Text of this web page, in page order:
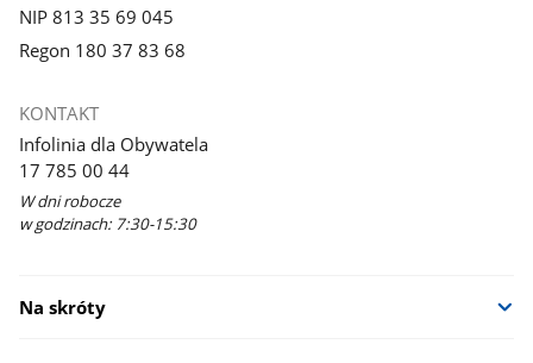
NIP 813 35 69 045
Regon 180 37 83 68
KONTAKT
Infolinia dla Obywatela
17 785 00 44
W dni robocze
w godzinach: 7:30-15:30
Na skróty